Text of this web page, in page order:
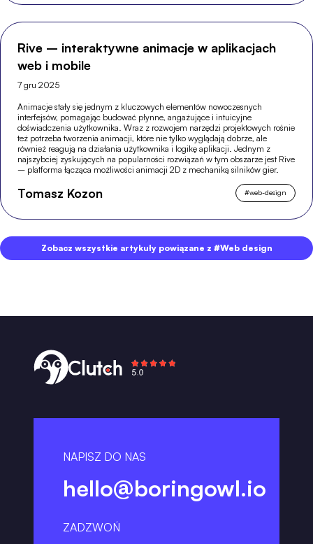
Rive – interaktywne animacje w aplikacjach
web i mobile
7 gru 2025
Animacje stały się jednym z kluczowych elementów nowoczesnych
interfejsów, pomagając budować płynne, angażujące i intuicyjne
doświadczenia użytkownika. Wraz z rozwojem narzędzi projektowych rośnie
też potrzeba tworzenia animacji, które nie tylko wyglądają dobrze, ale
również reagują na działania użytkownika i logikę aplikacji. Jednym z
najszybciej zyskujących na popularności rozwiązań w tym obszarze jest Rive
– platforma łącząca możliwości animacji 2D z mechaniką silników gier.
Tomasz Kozon #web-design
Zobacz wszystkie artykuły powiązane z #Web design
NAPISZ DO NAS
hello@boringowl.io
ZADZWOŃ